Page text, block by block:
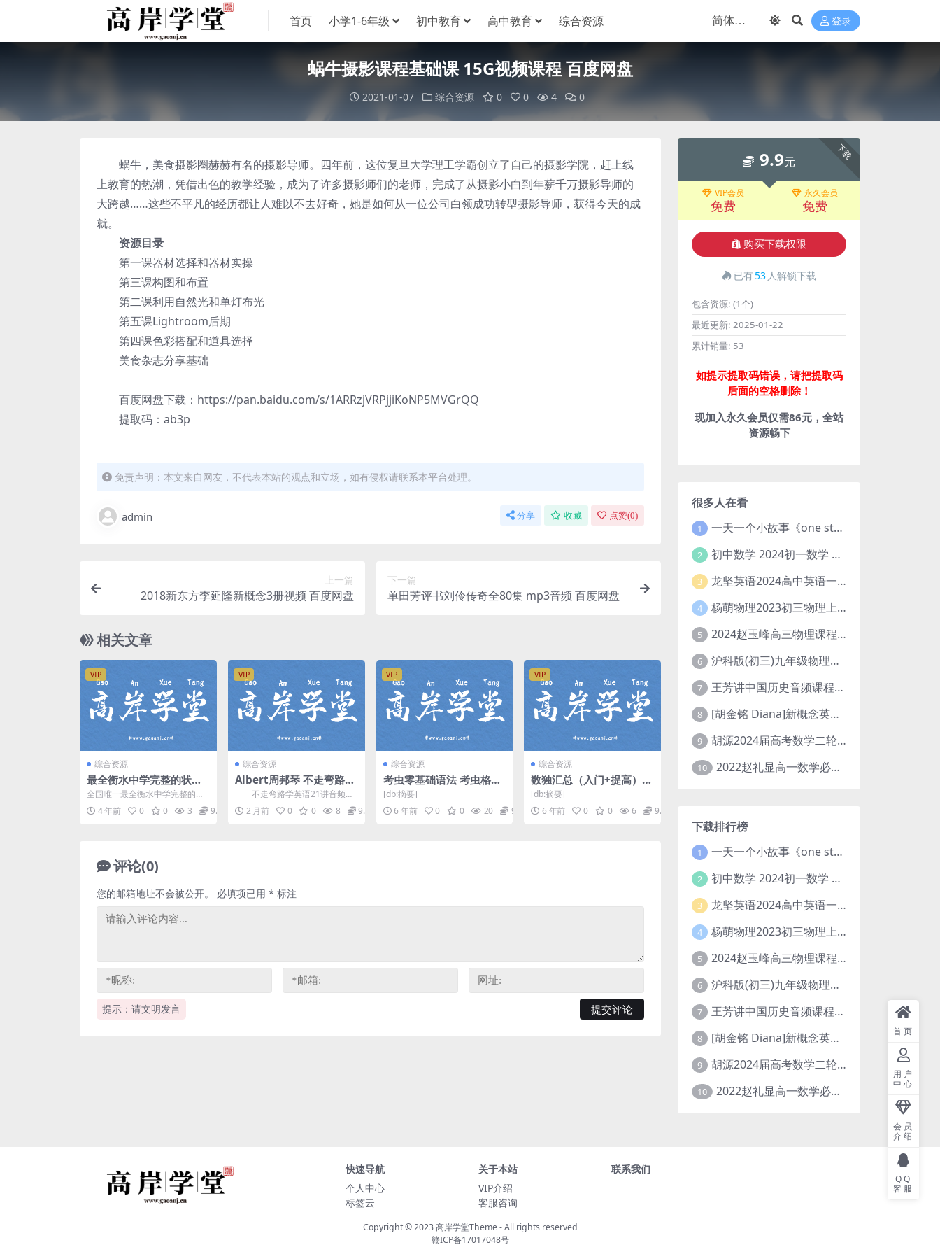
首页 小学1-6年级 初中教育 高中教育 综合资源 登录
蜗牛摄影课程基础课 15G视频课程 百度网盘
2021-01-07 综合资源 0 0 4 0
蜗牛，美食摄影圈赫赫有名的摄影导师。四年前，这位复旦大学理工学霸创立了自己的摄影学院，赶上线
上教育的热潮，凭借出色的教学经验，成为了许多摄影师们的老师，完成了从摄影小白到年薪千万摄影导师的
大跨越……这些不平凡的经历都让人难以不去好奇，她是如何从一位公司白领成功转型摄影导师，获得今天的成
就。
资源目录
第一课器材选择和器材实操
第三课构图和布置
第二课利用自然光和单灯布光
第五课Lightroom后期
第四课色彩搭配和道具选择
美食杂志分享基础
百度网盘下载：https://pan.baidu.com/s/1ARRzjVRPjjiKoNP5MVGrQQ
提取码：ab3p
免责声明：本文来自网友，不代表本站的观点和立场，如有侵权请联系本平台处理。
admin 分享 收藏 点赞(0)
上一篇
2018新东方李延隆新概念3册视频 百度网盘
下一篇
单田芳评书刘伶传奇全80集 mp3音频 百度网盘
相关文章
VIP
综合资源
最全衡水中学完整的状元
笔记
全国唯一最全衡水中学完整的状
元笔记(1)├初中│ ├初中文科│ │
├中考历史状...
4 年前 0 0 3 9.9
VIP
综合资源
Albert周邦琴 不走弯路学
英语21讲音频课(MP3资
源268M) 百度网盘分享
不走弯路学英语21讲音频M
P3资源，由 周邦琴 (Albert)老师
讲课，英...
2 月前 0 0 8 9.9
VIP
综合资源
考虫零基础语法 考虫格格
老师（20年寒假版高清含
讲义）百度网盘
[db:摘要]
6 年前
0 0 20 9.9
VIP
综合资源
数独汇总（入门+提高）适
合幼儿+小学 百度网盘下
载
[db:摘要]
6 年前
0 0 6 9.9
评论(0)
提示：请文明发言
您的邮箱地址不会被公开。 必填项已用 * 标注
下载
9.9元
VIP会员
免费
永久会员
免费
购买下载权限
已有53 人解锁下载
包含资源: (1个)
最近更新: 2025-01-22
累计销量: 53
如提示提取码错误，请把提取码
后面的空格删除！
现加入永久会员仅需86元，全站
资源畅下
很多人在看
1 一天一个小故事《one story a day》初中版 百度网盘分享下载
2 初中数学 2024初一数学 朱韬数学 S班春季下 A+班春季下 百度云网盘
3 龙坚英语2024高中英语一轮系统班(全国卷+北京卷)
4 杨萌物理2023初三物理上秋季A+班(视频+讲义) 百度网盘分享
5 2024赵玉峰高三物理课程24年高考物理一轮复习网课教程
6 沪科版(初三)九年级物理全一册网课教学视频全集(录播版 杜春雨 66讲)
7 王芳讲中国历史音频课程全集(上下五千年)
8 [胡金铭 Diana]新概念英语第1册教学视频课程(全集 百度网盘下载)
9 胡源2024届高考数学二轮寒假春季精讲 百度网盘分享
10 2022赵礼显高一数学必修一课程视频资源(秋季班 含讲义)百度网盘云
下载排行榜
1 一天一个小故事《one story a day》初中版 百度网盘分享下载
2 初中数学 2024初一数学 朱韬数学 S班春季下 A+班春季下 百度云网盘
3 龙坚英语2024高中英语一轮系统班(全国卷+北京卷)
4 杨萌物理2023初三物理上秋季A+班(视频+讲义) 百度网盘分享
5 2024赵玉峰高三物理课程24年高考物理一轮复习网课教程
6 沪科版(初三)九年级物理全一册网课教学视频全集(录播版 杜春雨 66讲)
7 王芳讲中国历史音频课程全集(上下五千年)
8 [胡金铭 Diana]新概念英语第1册教学视频课程(全集 百度网盘下载)
9 胡源2024届高考数学二轮寒假春季精讲 百度网盘分享
10 2022赵礼显高一数学必修一课程视频资源(秋季班 含讲义)百度网盘云
快速导航
个人中心
标签云
关于本站
VIP介绍
客服咨询
联系我们
Copyright © 2023高岸学堂Theme- All rights reserved
赣ICP备17017048号
首页
用户
中心
会员
介绍
QQ
客服